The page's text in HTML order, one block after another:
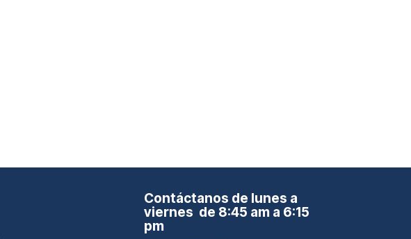
Contáctanos de lunes a
viernes de 8:45 am a 6:15
pm